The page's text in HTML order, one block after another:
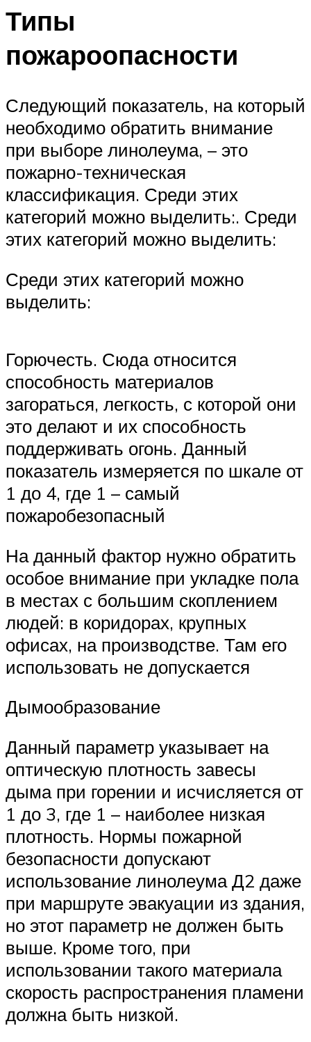
Типы
пожароопасности
Следующий показатель, на который
необходимо обратить внимание
при выборе линолеума, – это
пожарно-техническая
классификация. Среди этих
категорий можно выделить:. Среди
этих категорий можно выделить:
Среди этих категорий можно
выделить:
Горючесть. Сюда относится
способность материалов
загораться, легкость, с которой они
это делают и их способность
поддерживать огонь. Данный
показатель измеряется по шкале от
1 до 4, где 1 – самый
пожаробезопасный
На данный фактор нужно обратить
особое внимание при укладке пола
в местах с большим скоплением
людей: в коридорах, крупных
офисах, на производстве. Там его
использовать не допускается
Дымообразование
Данный параметр указывает на
оптическую плотность завесы
дыма при горении и исчисляется от
1 до 3, где 1 – наиболее низкая
плотность. Нормы пожарной
безопасности допускают
использование линолеума Д2 даже
при маршруте эвакуации из здания,
но этот параметр не должен быть
выше. Кроме того, при
использовании такого материала
скорость распространения пламени
должна быть низкой.